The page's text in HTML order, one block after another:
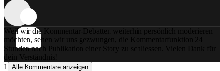
Weil wir die Kommentar-Debatten weiterhin persönlich moderieren
möchten, sehen wir uns gezwungen, die Kommentarfunktion 24
Stunden nach Publikation einer Story zu schliessen. Vielen Dank für
dein Verständnis!
1
Alle Kommentare anzeigen